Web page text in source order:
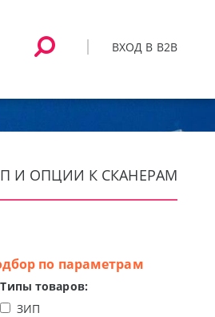
ВХОД В B2B
И ОПЦИИ К СКАНЕРАМ
по параметрам
Типы товаров:
ЗИП